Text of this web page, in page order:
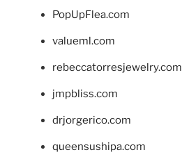
PopUpFlea.com
valueml.com
rebeccatorresjewelry.com
jmpbliss.com
drjorgerico.com
queensushipa.com